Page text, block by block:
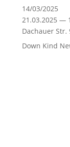
14/03/2025
21.03.2025 —
Dachauer Str.
Down Kind